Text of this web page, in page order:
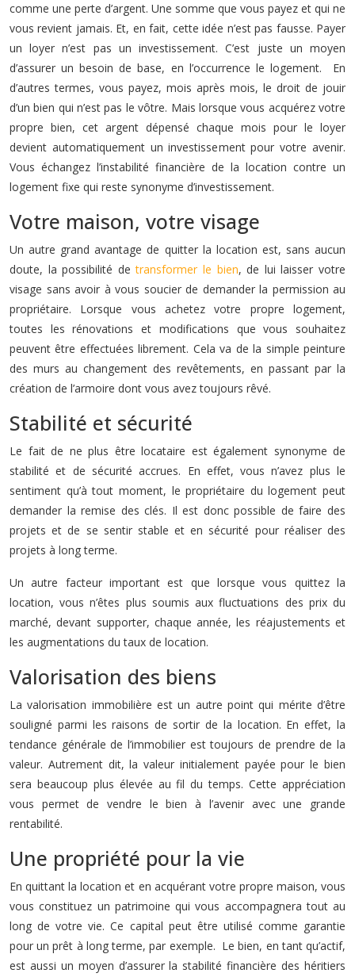
comme une perte d’argent. Une somme que vous payez et qui ne
vous revient jamais. Et, en fait, cette idée n’est pas fausse. Payer
un loyer n’est pas un investissement. C’est juste un moyen
d’assurer un besoin de base, en l’occurrence le logement. En
d’autres termes, vous payez, mois après mois, le droit de jouir
d’un bien qui n’est pas le vôtre. Mais lorsque vous acquérez votre
propre bien, cet argent dépensé chaque mois pour le loyer
devient automatiquement un investissement pour votre avenir.
Vous échangez l’instabilité financière de la location contre un
logement fixe qui reste synonyme d’investissement.
Votre maison, votre visage
Un autre grand avantage de quitter la location est, sans aucun
doute, la possibilité detransformer le bien, de lui laisser votre
visage sans avoir à vous soucier de demander la permission au
propriétaire. Lorsque vous achetez votre propre logement,
toutes les rénovations et modifications que vous souhaitez
peuvent être effectuées librement. Cela va de la simple peinture
des murs au changement des revêtements, en passant par la
création de l’armoire dont vous avez toujours rêvé.
Stabilité et sécurité
Le fait de ne plus être locataire est également synonyme de
stabilité et de sécurité accrues. En effet, vous n’avez plus le
sentiment qu’à tout moment, le propriétaire du logement peut
demander la remise des clés. Il est donc possible de faire des
projets et de se sentir stable et en sécurité pour réaliser des
projets à long terme.
Un autre facteur important est que lorsque vous quittez la
location, vous n’êtes plus soumis aux fluctuations des prix du
marché, devant supporter, chaque année, les réajustements et
les augmentations du taux de location.
Valorisation des biens
La valorisation immobilière est un autre point qui mérite d’être
souligné parmi les raisons de sortir de la location. En effet, la
tendance générale de l’immobilier est toujours de prendre de la
valeur. Autrement dit, la valeur initialement payée pour le bien
sera beaucoup plus élevée au fil du temps. Cette appréciation
vous permet de vendre le bien à l’avenir avec une grande
rentabilité.
Une propriété pour la vie
En quittant la location et en acquérant votre propre maison, vous
vous constituez un patrimoine qui vous accompagnera tout au
long de votre vie. Ce capital peut être utilisé comme garantie
pour un prêt à long terme, par exemple. Le bien, en tant qu’actif,
est aussi un moyen d’assurer la stabilité financière des héritiers